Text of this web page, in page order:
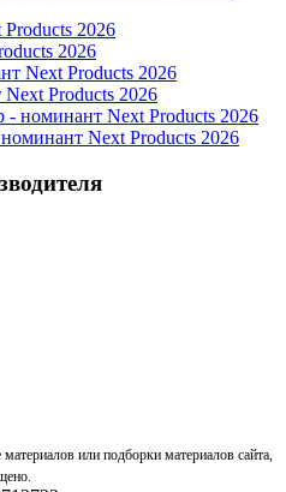
2026
Products 2026
Next Products 2026
или подборки материалов сайта,